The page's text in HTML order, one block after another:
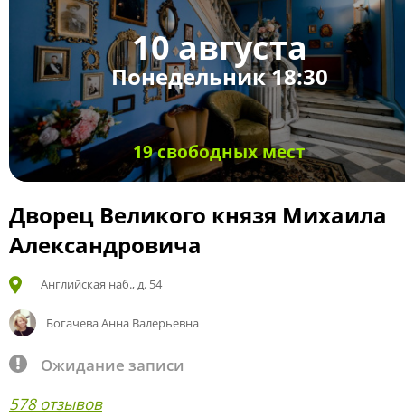
10 августа
Понедельник 18:30
19 свободных мест
Дворец Великого князя Михаила
Александровича
Английская наб., д. 54
Богачева Анна Валерьевна
Ожидание записи
578 отзывов